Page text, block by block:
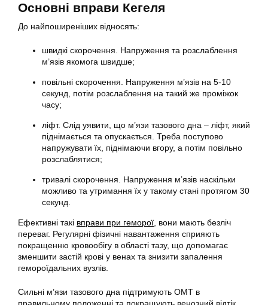
Основні вправи Кегеля
До найпоширеніших відносять:
швидкі скорочення. Напруження та розслаблення
м’язів якомога швидше;
повільні скорочення. Напруження м’язів на 5-10
секунд, потім розслаблення на такий же проміжок
часу;
ліфт. Слід уявити, що м’язи тазового дна – ліфт, який
піднімається та опускається. Треба поступово
напружувати їх, піднімаючи вгору, а потім повільно
розслаблятися;
тривалі скорочення. Напруження м’язів наскільки
можливо та утримання їх у такому стані протягом 30
секунд.
Ефективні такі вправи при геморої , вони мають безліч
переваг. Регулярні фізичні навантаження сприяють
покращенню кровообігу в області тазу, що допомагає
зменшити застій крові у венах та знизити запалення
гемороїдальних вузлів.
Сильні м’язи тазового дна підтримують ОМТ в